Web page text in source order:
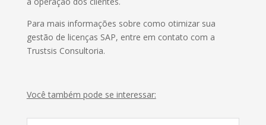
Para mais informações sobre como otimizar sua
gestão de licenças SAP, entre em contato com a
Trustsis Consultoria.
Você também pode se interessar: